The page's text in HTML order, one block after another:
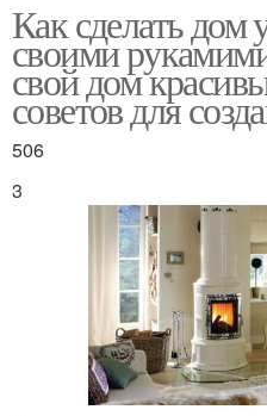
Как сделать
своими
свой дом
советов для
506
3